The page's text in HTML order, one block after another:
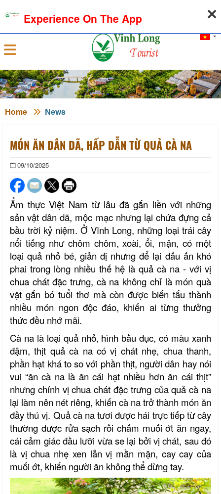
Sign in
Home News
MÓN ĂN DÂN DÃ, HẤP DẪN TỪ QUẢ CÀ NA
09/10/2025
Ẩm thực Việt Nam từ lâu đã gắn liền với những
sản vật dân dã, mộc mạc nhưng lại chứa đựng cả
bầu trời kỷ niệm. Ở Vĩnh Long, những loại trái cây
nổi tiếng như chôm chôm, xoài, ổi, mận, có một
loại quả nhỏ bé, giản dị nhưng để lại dấu ấn khó
phai trong lòng nhiều thế hệ là quả cà na - với vị
chua chát đặc trưng, cà na không chỉ là món quà
vặt gắn bó tuổi thơ mà còn được biến tấu thành
nhiều món ngon độc đáo, khiến ai từng thưởng
thức đều nhớ mãi.
Cà na là loại quả nhỏ, hình bầu dục, có màu xanh
đậm, thịt quả cà na có vị chát nhẹ, chua thanh,
phần hạt khá to so với phần thịt, người dân hay nói
vui “ăn cà na là ăn cái hạt nhiều hơn ăn cái thịt”
nhưng chính vị chua chát đặc trưng của quả cà na
lại làm nên nét riêng, khiến cà na trở thành món ăn
đầy thú vị. Quả cà na tươi được hái trực tiếp từ cây
thường được rửa sạch rồi chấm muối ớt ăn ngay,
cái cảm giác đầu lưỡi vừa se lại bởi vị chát, sau đó
là vị chua nhẹ xen lẫn vị mằn mặn, cay cay của
muối ớt, khiến người ăn không thể dừng tay.
Experience On The App